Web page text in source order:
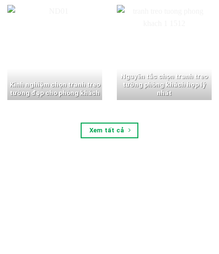
Kinh nghiệm chọn tranh treo
tường đẹp cho phòng khách
Nguyên tắc chọn tranh treo
tường phòng khách hợp lý
nhất
Xem tất cả